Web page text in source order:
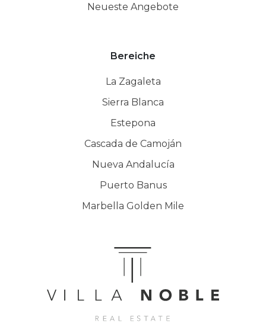
Neueste Angebote
Bereiche
La Zagaleta
Sierra Blanca
Estepona
Cascada de Camoján
Nueva Andalucía
Puerto Banus
Marbella Golden Mile